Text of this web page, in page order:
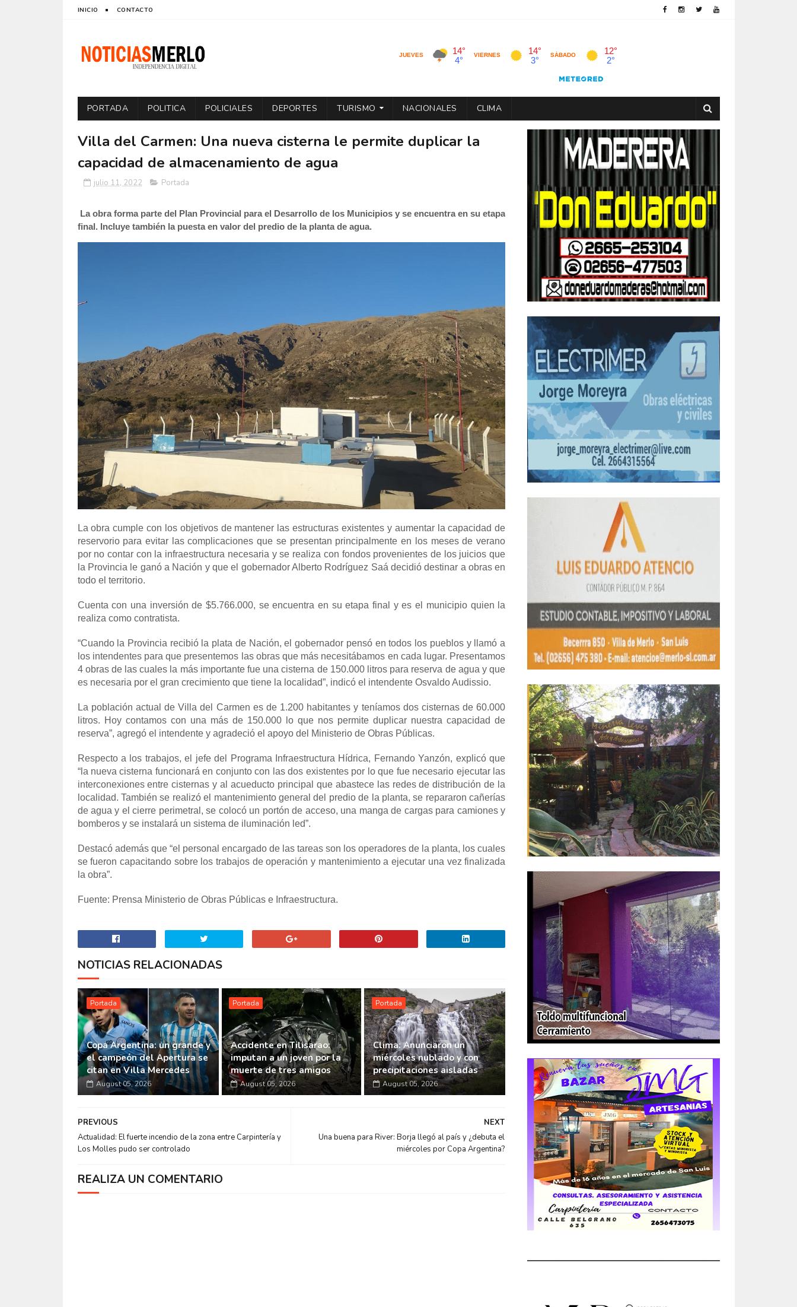
INICIO CONTACTO
PORTADA POLITICA POLICIALES DEPORTES TURISMO NACIONALES CLIMA
Villa del Carmen: Una nueva cisterna le permite duplicar la
capacidad de almacenamiento de agua
julio 11, 2022 Portada
La obra forma parte del Plan Provincial para el Desarrollo de los Municipios y se encuentra en su etapa
final. Incluye también la puesta en valor del predio de la planta de agua.
La obra cumple con los objetivos de mantener las estructuras existentes y aumentar la capacidad de
reservorio para evitar las complicaciones que se presentan principalmente en los meses de verano
por no contar con la infraestructura necesaria y se realiza con fondos provenientes de los juicios que
la Provincia le ganó a Nación y que el gobernador Alberto Rodríguez Saá decidió destinar a obras en
todo el territorio.
Cuenta con una inversión de $5.766.000, se encuentra en su etapa final y es el municipio quien la
realiza como contratista.
“Cuando la Provincia recibió la plata de Nación, el gobernador pensó en todos los pueblos y llamó a
los intendentes para que presentemos las obras que más necesitábamos en cada lugar. Presentamos
4 obras de las cuales la más importante fue una cisterna de 150.000 litros para reserva de agua y que
es necesaria por el gran crecimiento que tiene la localidad”, indicó el intendente Osvaldo Audissio.
La población actual de Villa del Carmen es de 1.200 habitantes y teníamos dos cisternas de 60.000
litros. Hoy contamos con una más de 150.000 lo que nos permite duplicar nuestra capacidad de
reserva”, agregó el intendente y agradeció el apoyo del Ministerio de Obras Públicas.
Respecto a los trabajos, el jefe del Programa Infraestructura Hídrica, Fernando Yanzón, explicó que
“la nueva cisterna funcionará en conjunto con las dos existentes por lo que fue necesario ejecutar las
interconexiones entre cisternas y al acueducto principal que abastece las redes de distribución de la
localidad. También se realizó el mantenimiento general del predio de la planta, se repararon cañerías
de agua y el cierre perimetral, se colocó un portón de acceso, una manga de cargas para camiones y
bomberos y se instalará un sistema de iluminación led”.
Destacó además que “el personal encargado de las tareas son los operadores de la planta, los cuales
se fueron capacitando sobre los trabajos de operación y mantenimiento a ejecutar una vez finalizada
la obra”.
Fuente: Prensa Ministerio de Obras Públicas e Infraestructura.
NOTICIAS RELACIONADAS
Portada
Copa Argentina: un grande y
el campeón del Apertura se
citan en Villa Mercedes
August 05, 2026
Portada
Accidente en Tilisarao:
imputan a un joven por la
muerte de tres amigos
August 05, 2026
Portada
Clima: Anunciaron un
miércoles nublado y con
precipitaciones aisladas
August 05, 2026
NEXT
Una buena para River: Borja llegó al país y ¿debuta el
miércoles por Copa Argentina?
PREVIOUS
Actualidad: El fuerte incendio de la zona entre Carpintería y
Los Molles pudo ser controlado
REALIZA UN COMENTARIO